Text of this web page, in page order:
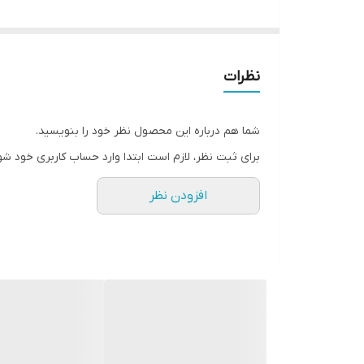
✔️ ارسال مستقیم از کارخانه تولیدی به سراسر کشور .
با تشکر از اعتماد و حسن انتخاب شما عزیزان گروه
نظرات
شما هم درباره این محصول نظر خود را بنویسید.
برای ثبت نظر، لازم است ابتدا وارد حساب کاربری خود
افزودن نظر